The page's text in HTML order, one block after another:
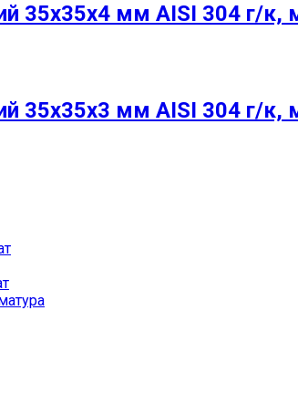
35х35х4 мм AISI 304 г/к,
35х35х3 мм AISI 304 г/к,